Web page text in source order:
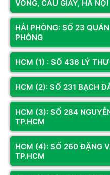
Sắm Máy Tính Chiến
Computer
VÒNG, CẦU GIẤY, HÀ NỘI
HẢI PHÒNG: SỐ 23
PHÒNG
HCM (1) : SỐ 436 LÝ
HCM (2): SỐ 231 BẠCH
HCM (3): SỐ 284
TP.HCM
HCM (4): SỐ 260 ĐẶNG
TP.HCM